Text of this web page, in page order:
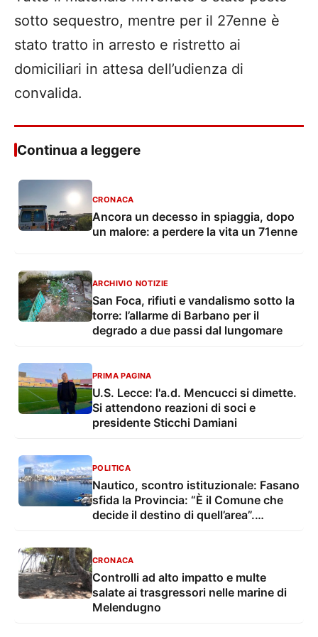
sotto sequestro, mentre per il 27enne è
stato tratto in arresto e ristretto ai
domiciliari in attesa dell’udienza di
convalida.
Continua a leggere
CRONACA
Ancora un decesso in spiaggia, dopo
un malore: a perdere la vita un 71enne
ARCHIVIO NOTIZIE
San Foca, rifiuti e vandalismo sotto la
torre: l’allarme di Barbano per il
degrado a due passi dal lungomare
PRIMA PAGINA
U.S. Lecce: l'a.d. Mencucci si dimette.
Si attendono reazioni di soci e
presidente Sticchi Damiani
POLITICA
Nautico, scontro istituzionale: Fasano
sfida la Provincia: “È il Comune che
decide il destino di quell’area”.
CRONACA
Controlli ad alto impatto e multe
salate ai trasgressori nelle marine di
Melendugno